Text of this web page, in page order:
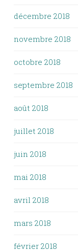
décembre 2018
novembre 2018
octobre 2018
septembre 2018
août 2018
juillet 2018
juin 2018
mai 2018
avril 2018
mars 2018
février 2018